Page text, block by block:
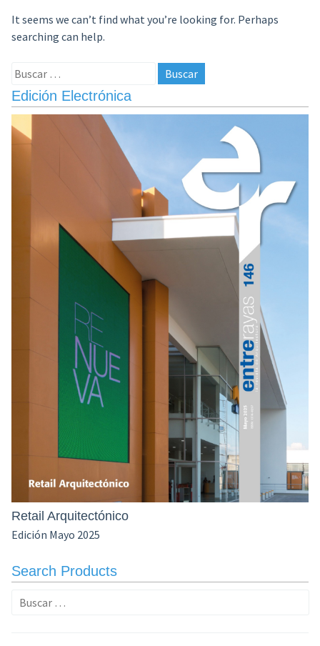
It seems we can’t find what you’re looking for. Perhaps
searching can help.
Buscar:
Edición Electrónica
Retail Arquitectónico
Edición Mayo 2025
Search Products
Buscar: